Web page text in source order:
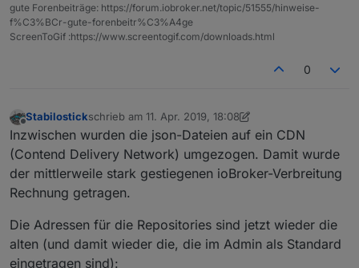
gute Forenbeiträge: https://forum.iobroker.net/topic/51555/hinweise-
f%C3%BCr-gute-forenbeitr%C3%A4ge
ScreenToGif :https://www.screentogif.com/downloads.html
0
Offline
Stabilostickschrieb am 11. Apr. 2019, 18:08
zuletzt editiert von Stabilostick4. Nov. 2019, 21:46
Inzwischen wurden die json-Dateien auf ein CDN
(Contend Delivery Network) umgezogen. Damit wurde
der mittlerweile stark gestiegenen ioBroker-Verbreitung
Rechnung getragen.
Die Adressen für die Repositories sind jetzt wieder die
alten (und damit wieder die, die im Admin als Standard
eingetragen sind):